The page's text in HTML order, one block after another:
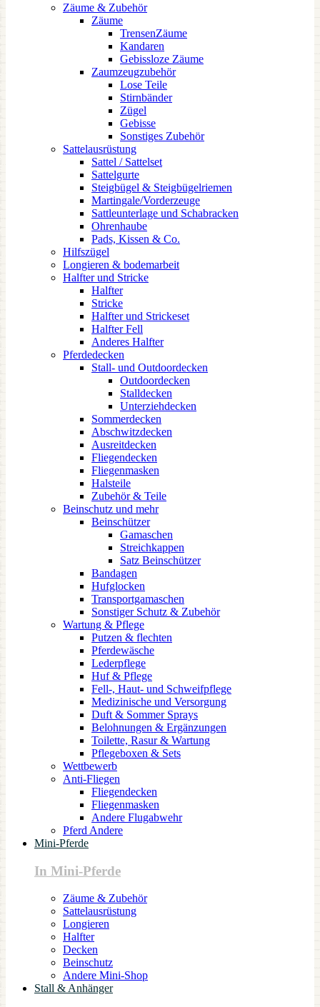
Zäume & Zubehör
Zäume
TrensenZäume
Kandaren
Gebissloze Zäume
Zaumzeugzubehör
Lose Teile
Stirnbänder
Zügel
Gebisse
Sonstiges Zubehör
Sattelausrüstung
Sattel / Sattelset
Sattelgurte
Steigbügel & Steigbügelriemen
Martingale/Vorderzeuge
Sattleunterlage und Schabracken
Ohrenhaube
Pads, Kissen & Co.
Hilfszügel
Longieren & bodemarbeit
Halfter und Stricke
Halfter
Stricke
Halfter und Strickeset
Halfter Fell
Anderes Halfter
Pferdedecken
Stall- und Outdoordecken
Outdoordecken
Stalldecken
Unterziehdecken
Sommerdecken
Abschwitzdecken
Ausreitdecken
Fliegendecken
Fliegenmasken
Halsteile
Zubehör & Teile
Beinschutz und mehr
Beinschützer
Gamaschen
Streichkappen
Satz Beinschützer
Bandagen
Hufglocken
Transportgamaschen
Sonstiger Schutz & Zubehör
Wartung & Pflege
Putzen & flechten
Pferdewäsche
Lederpflege
Huf & Pflege
Fell-, Haut- und Schweifpflege
Medizinische und Versorgung
Duft & Sommer Sprays
Belohnungen & Ergänzungen
Toilette, Rasur & Wartung
Pflegeboxen & Sets
Wettbewerb
Anti-Fliegen
Fliegendecken
Fliegenmasken
Andere Flugabwehr
Pferd Andere
Mini-Pferde
In Mini-Pferde
Zäume & Zubehör
Sattelausrüstung
Longieren
Halfter
Decken
Beinschutz
Andere Mini-Shop
Stall & Anhänger